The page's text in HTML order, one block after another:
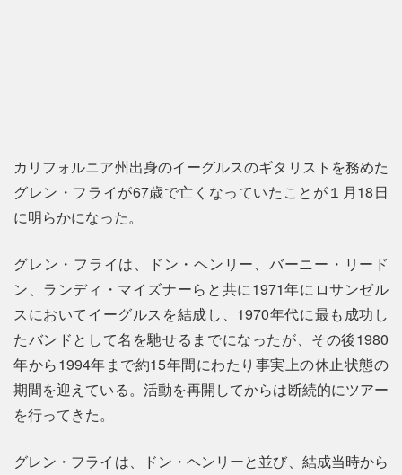
カリフォルニア州出身のイーグルスのギタリストを務めた
グレン・フライが67歳で亡くなっていたことが１月18日
に明らかになった。
グレン・フライは、ドン・ヘンリー、バーニー・リード
ン、ランディ・マイズナーらと共に1971年にロサンゼル
スにおいてイーグルスを結成し、1970年代に最も成功し
たバンドとして名を馳せるまでになったが、その後1980
年から1994年まで約15年間にわたり事実上の休止状態の
期間を迎えている。活動を再開してからは断続的にツアー
を行ってきた。
グレン・フライは、ドン・ヘンリーと並び、結成当時から